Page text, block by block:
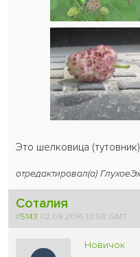
Это шелковица
отредактировал(а)
Соталия
#5143 02.08.2016 13:58 GMT
Новичок